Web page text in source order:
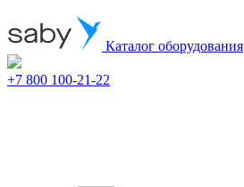
Каталог оборудования
+7 800 100-21-22